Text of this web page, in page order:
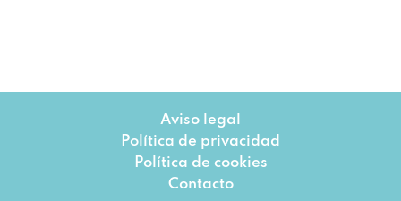
Aviso legal
Política de privacidad
Política de cookies
Contacto